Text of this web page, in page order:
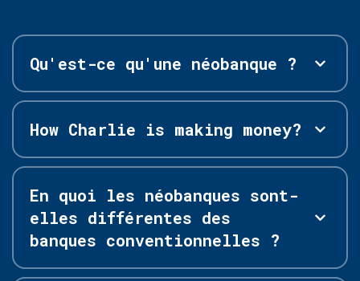
Qu'est-ce qu'une néobanque ?
How Charlie is making money?
En quoi les néobanques sont-
elles différentes des
banques conventionnelles ?